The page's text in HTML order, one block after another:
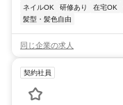
ネイルOK
研修あり 在宅OK
髪型・髪色自由
同じ企業の求人
契約社員